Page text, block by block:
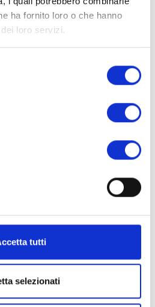
ha fornito loro o che hanno
loro servizi.
tutti
selezionati
Griffes losange en relief
avec losange concave